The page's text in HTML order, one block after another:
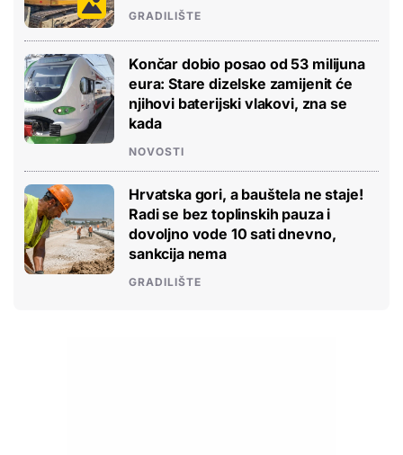
GRADILIŠTE
Končar dobio posao od 53 milijuna
eura: Stare dizelske zamijenit će
njihovi baterijski vlakovi, zna se
kada
NOVOSTI
Hrvatska gori, a bauštela ne staje!
Radi se bez toplinskih pauza i
dovoljno vode 10 sati dnevno,
sankcija nema
GRADILIŠTE